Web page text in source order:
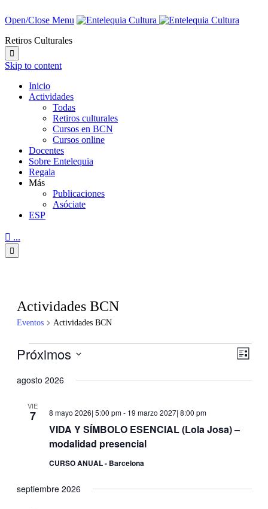
Open/Close Menu
Retiros Culturales

Skip to content
Inicio
Actividades
Todas
Retiros culturales
Cursos en BCN
Cursos online
Docentes
Sobre Entelequia
Regala
Más
Publicaciones
Asóciate
ESP
 ...

Actividades BCN
Eventos Actividades BCN
Eventos
vistas
vistas
Lista
Próximos
la
agosto 2026
VIE
7
VIDA Y SÍMBOLO ESENCIAL (Lola Josa) –
modalidad presencial
8 mayo 2026| 5:00 pm- 19 marzo 2027| 8:00 pm
CURSO ANUAL - Barcelona
septiembre 2026